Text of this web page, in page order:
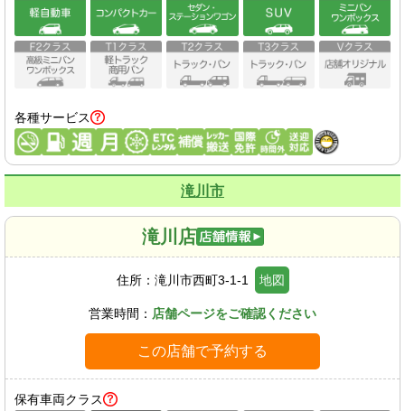
各種サービス
滝川市
滝川店
住所： 滝川市西町3-1-1 地図
営業時間： 店舗ページをご確認ください
この店舗で予約する
保有車両クラス